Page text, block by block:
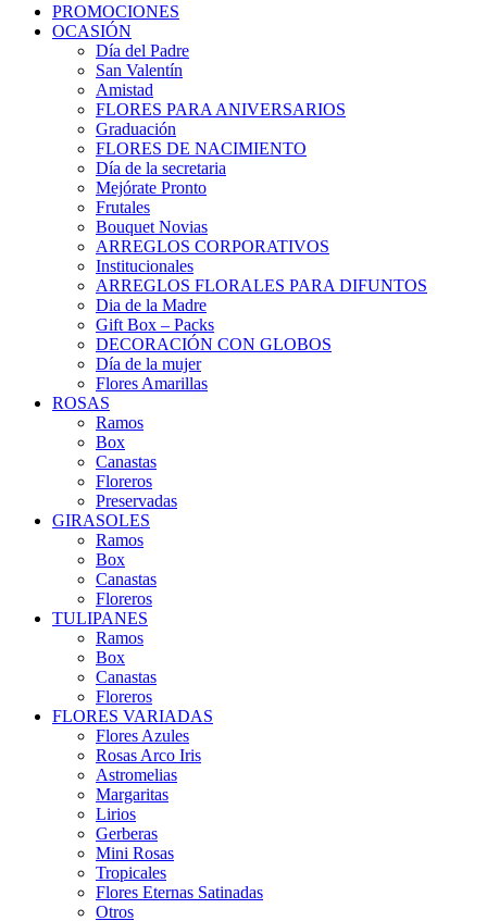
PROMOCIONES
OCASIÓN
Día del Padre
San Valentín
Amistad
FLORES PARA ANIVERSARIOS
Graduación
FLORES DE NACIMIENTO
Día de la secretaria
Mejórate Pronto
Frutales
Bouquet Novias
ARREGLOS CORPORATIVOS
Institucionales
ARREGLOS FLORALES PARA DIFUNTOS
Dia de la Madre
Gift Box – Packs
DECORACIÓN CON GLOBOS
Día de la mujer
Flores Amarillas
ROSAS
Ramos
Box
Canastas
Floreros
Preservadas
GIRASOLES
Ramos
Box
Canastas
Floreros
TULIPANES
Ramos
Box
Canastas
Floreros
FLORES VARIADAS
Flores Azules
Rosas Arco Iris
Astromelias
Margaritas
Lirios
Gerberas
Mini Rosas
Tropicales
Flores Eternas Satinadas
Otros